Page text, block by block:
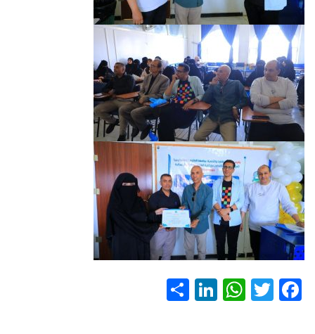
F
ac
T
wi
W
h
Li
nk